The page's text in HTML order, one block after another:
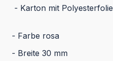
- Karton mit Polyesterfolie
- Farbe rosa
- Breite 30 mm